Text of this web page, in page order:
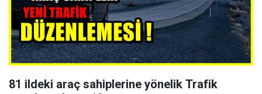
81 ildeki araç sahiplerine yönelik Trafik